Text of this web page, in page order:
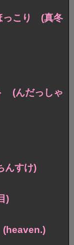
っこり (真冬
(んだっしゃ
んすけ)
)
(heaven.)